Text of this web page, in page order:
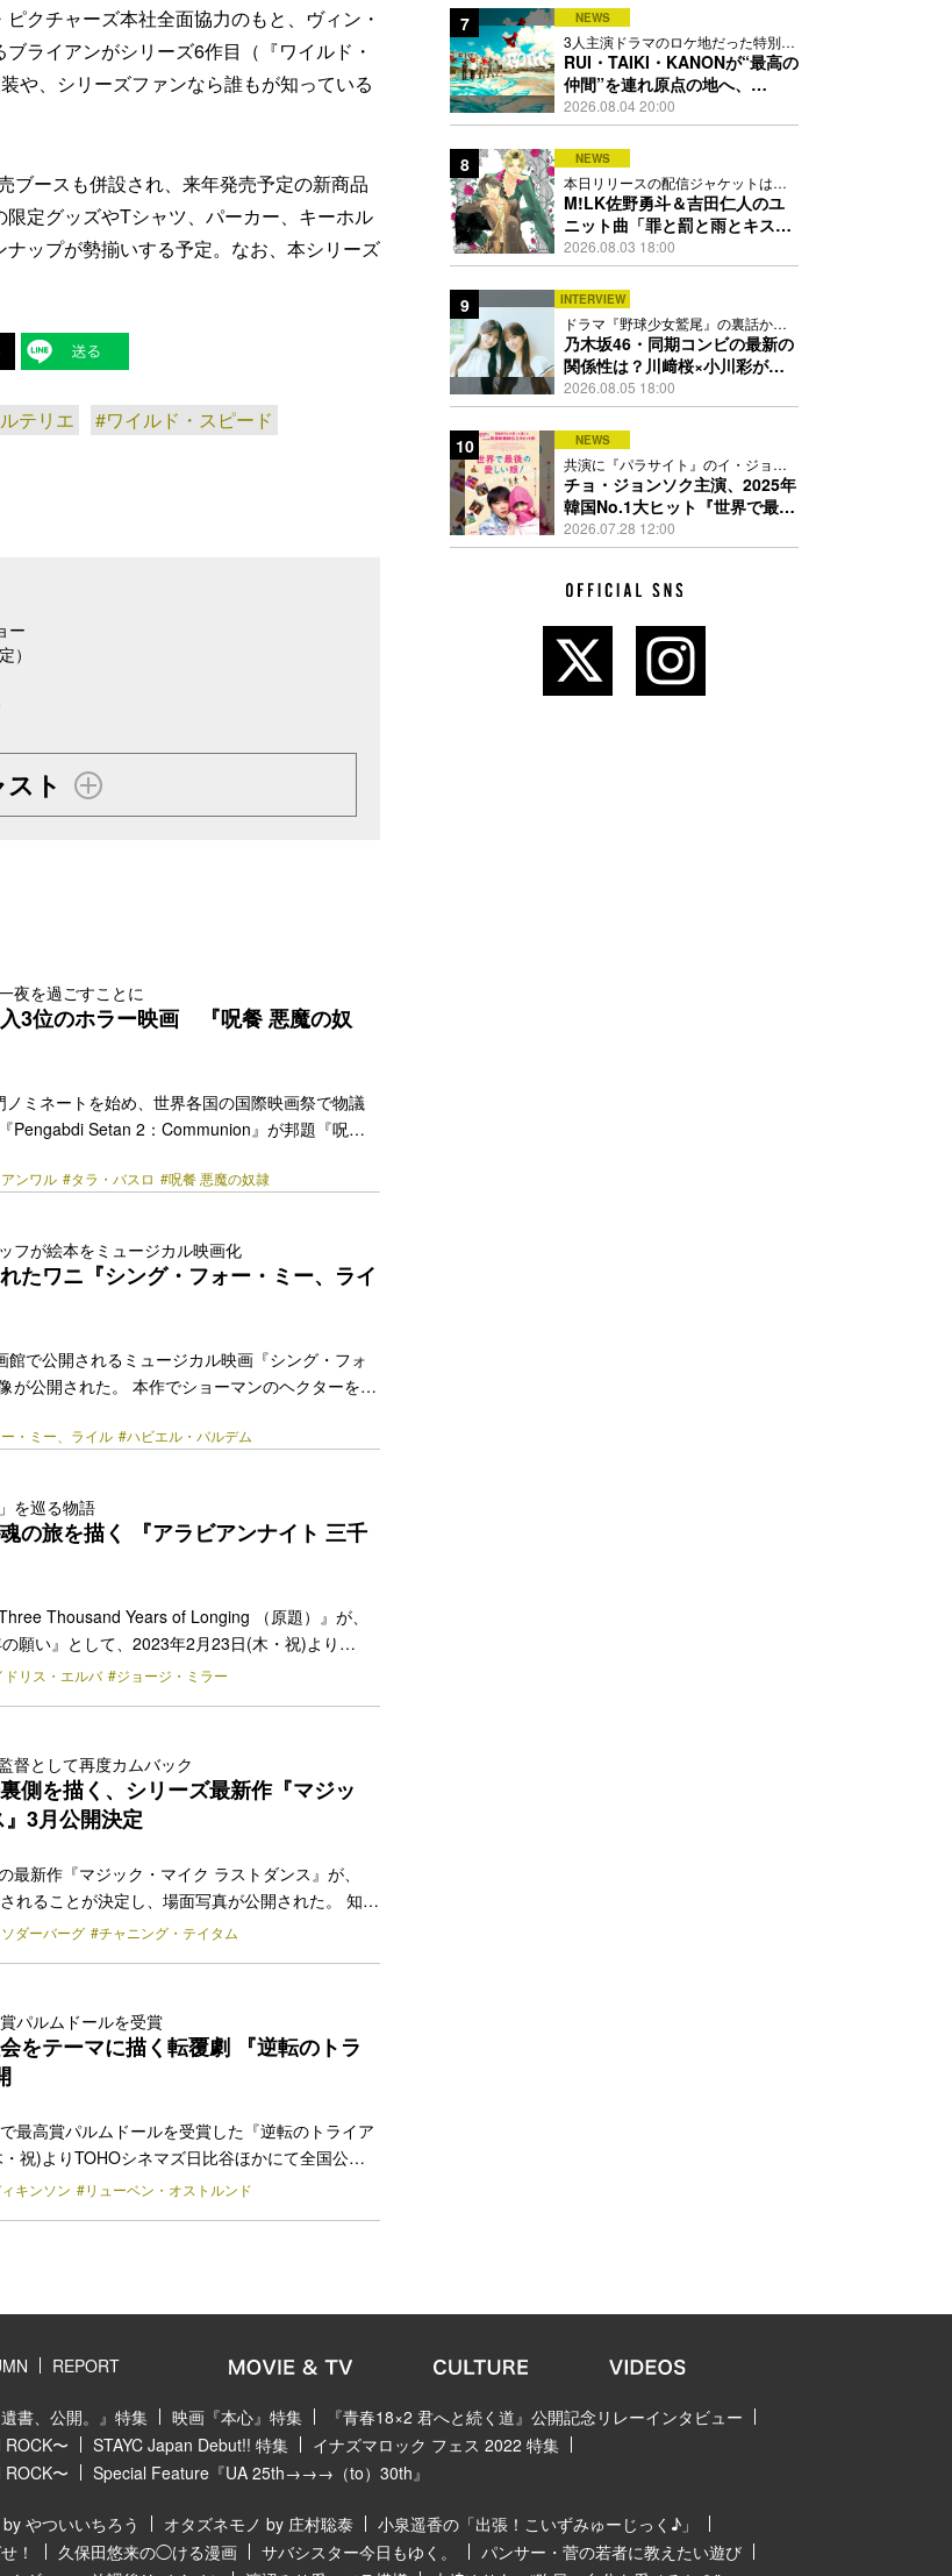
クチャーズ本社全面協力のもと、ヴィン・
ライアンがシリーズ6作目（『ワイルド・
や、シリーズファンなら誰もが知っている
ブースも併設され、来年発売予定の新商品
定グッズやTシャツ、パーカー、キーホル
ップが勢揃いする予定。なお、本シリーズ
テリエ #ワイルド・スピード
ー
）
ト
夜を過ごすことに
3位のホラー映画 『呪餐 悪魔の奴
ミネートを始め、世界各国の国際映画祭で物議
Pengabdi Setan 2：Communion』が邦題『呪餐
スラム教圏で最も恐いホラー映画として話題を
の『悪魔の奴隷』から4年後が舞台となり、主人
いたホラー作… <a class="more-link"
"></a>
ンワル #タラ・バスロ #呪餐 悪魔の奴隷
フが絵本をミュージカル映画化
たワニ『シング・フォー・ミー、ライ
で公開されるミュージカル映画『シング・フォ
が公開された。 本作でショーマンのヘクターを演
ノーカントリー』（2007年）でアカデミー賞助演
200）でも1位を獲得し、さらに第61回と第62回
<a class="more-link"
"></a>
・ミー、ライル #ハビエル・バルデム
を巡る物語
の旅を描く 『アラビアンナイト 三千
Thousand Years of Longing （原題）』が、
願い』として、2023年2月23日(木・祝)より
公開されることが決定した。 本作は、3000年も
見果てぬ夢を追い求める女性学者とが織りな
ジー＝物語論の専門家であるアリシアは孤独を愛
演先の… <a class="more-link"
"></a>
ドリス・エルバ #ジョージ・ミラー
督として再度カムバック
側を描く、シリーズ最新作『マジッ
3月公開決定
最新作『マジック・マイク ラストダンス』が、
れることが決定し、場面写真が公開された。 知ら
の裏側とそこで奮闘するダンサーたちの裏側を
界を熱狂させてきた映画『マジック・マイ
なる『マジック・マイク ラストダンス』では、
ャンズ』シリーズのスティーブン・ソダ… <a
2022/12/15773/"></a>
ダーバーグ #チャニング・テイタム
パルムドールを受賞
をテーマに描く転覆劇 『逆転のトラ
最高賞パルムドールを受賞した『逆転のトライア
祝)よりTOHOシネマズ日比谷ほかにて全国公開
告編が公開された。 『フレンチアルプスで起き
ヌ国際映画祭ある視点部門審査員賞を、『ザ・ス
を絶妙に気まずい気分にさ… <a class="more-link"
キンソン #リューベン・オストルンド
7 NEWS
3人主演ドラマのロケ地だった特別な
場所で撮影を敢行
RUI・TAIKI・KANONが“最高の
仲間”を連れ原点の地へ、
STARGLOW「GOTH」ダンス
映像公開
2026.08.04 20:00
8 NEWS
本日リリースの配信ジャケットは
PEACH-PITが描き下ろし
M!LK佐野勇斗＆吉田仁人のユ
ニット曲「罪と罰と雨とキス」
MV公開、2人が霧雨と共に舞い
踊る
2026.08.03 18:00
9 INTERVIEW
ドラマ『野球少女鷲尾』の裏話から
隠れた素顔にたっぷり迫る
乃木坂46・同期コンビの最新の
関係性は？川﨑桜×小川彩が明
かす互いの推しポイント
2026.08.05 18:00
10 NEWS
共演に『パラサイト』のイ・ジョン
ウン＆チョ・ヨジョン
チョ・ジョンソク主演、2025年
韓国No.1大ヒット『世界で最後
の愛しい娘！』11月13日公開決
定
2026.07.28 12:00
REPORT
書、公開。』特集 映画『本心』特集
『青春18×2 君へと続く道』公開記念リレーインタビュー
ROCK〜
STAYC Japan Debut!! 特集
イナズマロック フェス 2022 特集
ROCK〜
Special Feature『UA 25th→→→（to）30th』
やついいちろう オタズネモノ by 庄村聡泰
小泉遥香の「出張！こいずみゅーじっく♪」
！
久保田悠来の◯ける漫画 サバシスター今日もゆく。
パンサー・菅の若者に教えたい遊び